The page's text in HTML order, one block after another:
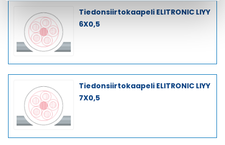
Tiedonsiirtokaapeli ELITRONIC LIYY
6X0,5
Tiedonsiirtokaapeli ELITRONIC LIYY
7X0,5